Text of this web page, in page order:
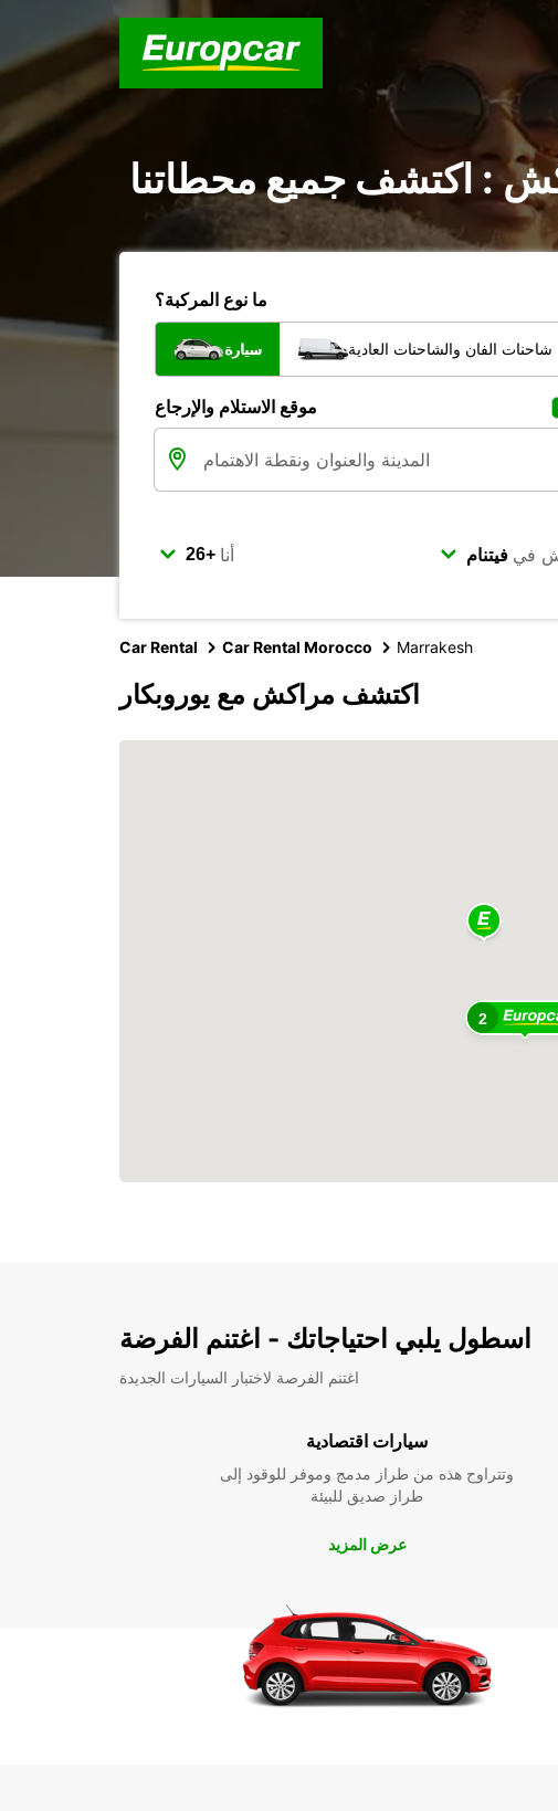
: اكتشف جميع محطاتنا
ما نوع المركبة؟
سيارة شاحنات الفان والشاحنات العادية
موقع الاستلام والإرجاع
أنا في
Car Rental Car Rental Morocco Marrakesh
اكتشف مراكش مع يوروبكار
2
اسطول يلبي احتياجاتك - اغتنم الفرضة
اغتنم الفرصة لاختبار السيارات الجديدة
سيارات اقتصادية
وتتراوح هذه من طراز مدمج وموفر للوقود إلى
طراز صديق للبيئة
عرض المزيد